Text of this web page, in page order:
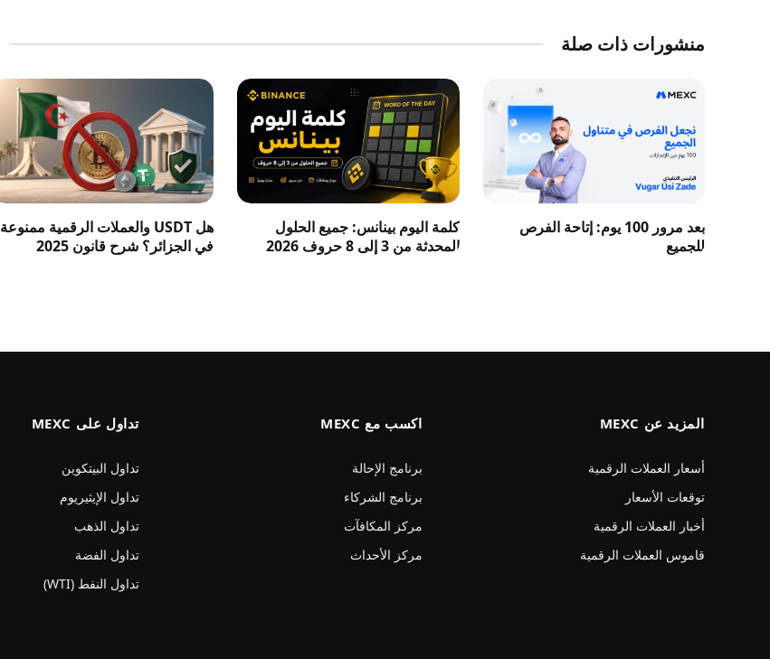
منشورات ذات صلة
بعد مرور 100 يوم: إتاحة الفرص
للجميع
كلمة اليوم بينانس: جميع الحلول
المحدثة من 3 إلى 8 حروف 2026
هل USDT والعملات الرقمية ممنوعة
في الجزائر؟ شرح قانون 2025
المزيد عن MEXC
أسعار العملات الرقمية
توقعات الأسعار
أخبار العملات الرقمية
قاموس العملات الرقمية
اكسب مع MEXC
برنامج الإحالة
برنامج الشركاء
مركز المكافآت
مركز الأحداث
تداول على MEXC
تداول البيتكوين
تداول الإيثيريوم
تداول الذهب
تداول الفضة
تداول النفط (WTI)